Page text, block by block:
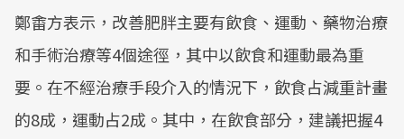
鄭畬方表示，改善肥胖主要有飲食、運動、藥物治療
和手術治療等4個途徑，其中以飲食和運動最為重
要。在不經治療手段介入的情況下，飲食占減重計畫
的8成，運動占2成。其中，在飲食部分，建議把握4